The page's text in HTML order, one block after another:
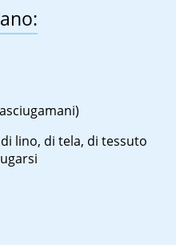
lino, di tela, di tessuto